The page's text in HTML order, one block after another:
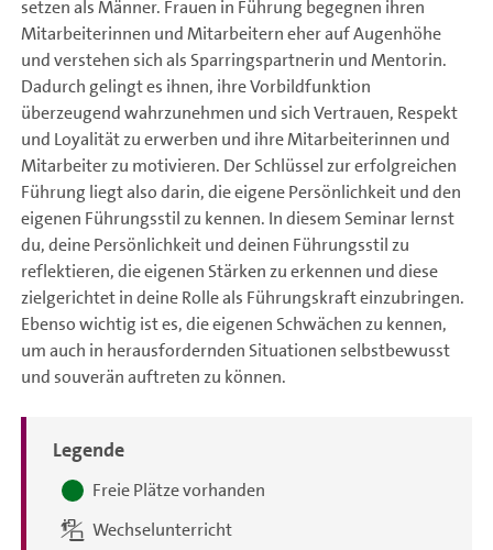
setzen als Männer. Frauen in Führung begegnen ihren
Mitarbeiterinnen und Mitarbeitern eher auf Augenhöhe
und verstehen sich als Sparringspartnerin und Mentorin.
Dadurch gelingt es ihnen, ihre Vorbildfunktion
überzeugend wahrzunehmen und sich Vertrauen, Respekt
und Loyalität zu erwerben und ihre Mitarbeiterinnen und
Mitarbeiter zu motivieren. Der Schlüssel zur erfolgreichen
Führung liegt also darin, die eigene Persönlichkeit und den
eigenen Führungsstil zu kennen. In diesem Seminar lernst
du, deine Persönlichkeit und deinen Führungsstil zu
reflektieren, die eigenen Stärken zu erkennen und diese
zielgerichtet in deine Rolle als Führungskraft einzubringen.
Ebenso wichtig ist es, die eigenen Schwächen zu kennen,
um auch in herausfordernden Situationen selbstbewusst
und souverän auftreten zu können.
Terminauswahl
Legende
Freie Plätze vorhanden
Wechselunterricht